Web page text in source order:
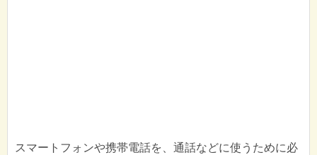
スマートフォンや携帯電話を、通話などに使うために必